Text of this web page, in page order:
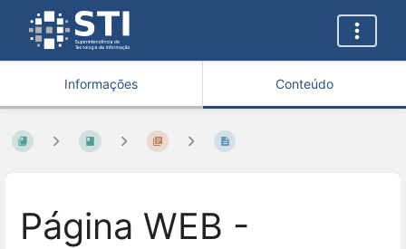
Informações Conteúdo
Página WEB -